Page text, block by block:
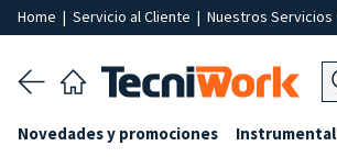
Home | Servicio al Cliente | Nuestros Servicios
Novedades y promociones Instrumental